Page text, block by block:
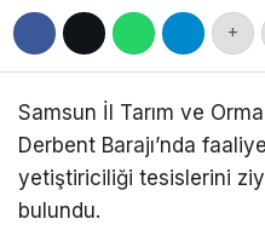
+
Samsun İl Tarım ve
Derbent Barajı’nda
yetiştiriciliği tesislerini
bulundu.